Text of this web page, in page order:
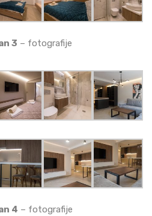
3 – fotografije
4 – fotografije